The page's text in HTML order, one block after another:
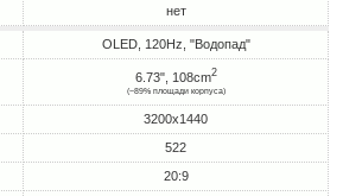
нет
OLED, 120Hz, "Водопад"
6.73", 108cm2
(~89% площади корпуса)
3200x1440
522
20:9